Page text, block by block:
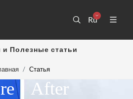
Ru
и Полезные статьи
Статья
After